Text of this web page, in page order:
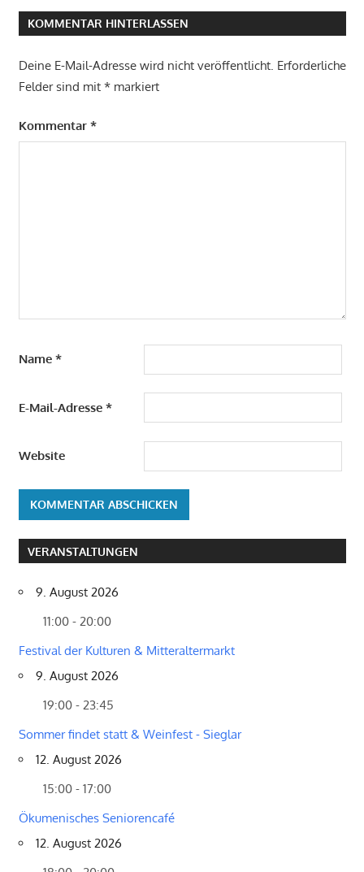
KOMMENTAR HINTERLASSEN
Deine E-Mail-Adresse wird nicht veröffentlicht. Erforderliche
Felder sind mit *markiert
Kommentar *
Name *
E-Mail-Adresse *
Website
VERANSTALTUNGEN
9. August 2026
11:00 - 20:00
Festival der Kulturen & Mitteraltermarkt
9. August 2026
19:00 - 23:45
Sommer findet statt & Weinfest - Sieglar
12. August 2026
15:00 - 17:00
Ökumenisches Seniorencafé
12. August 2026